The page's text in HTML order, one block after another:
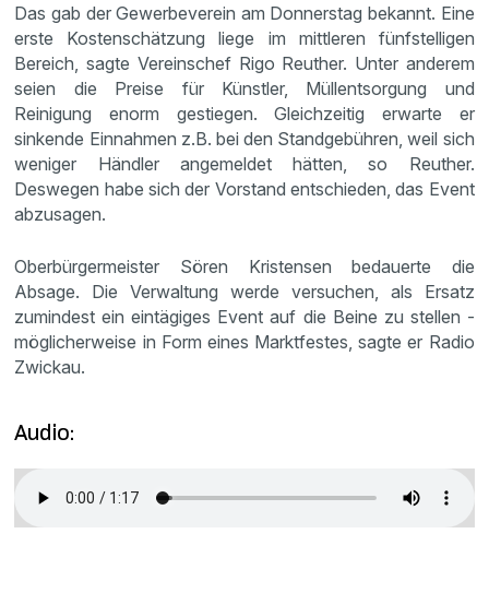
Das gab der Gewerbeverein am Donnerstag bekannt. Eine
erste Kostenschätzung liege im mittleren fünfstelligen
Bereich, sagte Vereinschef Rigo Reuther. Unter anderem
seien die Preise für Künstler, Müllentsorgung und
Reinigung enorm gestiegen. Gleichzeitig erwarte er
sinkende Einnahmen z.B. bei den Standgebühren, weil sich
weniger Händler angemeldet hätten, so Reuther.
Deswegen habe sich der Vorstand entschieden, das Event
abzusagen.
Oberbürgermeister Sören Kristensen bedauerte die
Absage. Die Verwaltung werde versuchen, als Ersatz
zumindest ein eintägiges Event auf die Beine zu stellen -
möglicherweise in Form eines Marktfestes, sagte er Radio
Zwickau.
Audio: